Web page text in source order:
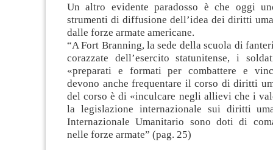
Un altro evidente paradosso è che oggi
strumenti di diffusione dell’idea dei diritti
dalle forze armate americane.
“A Fort Branning, la sede della scuola di
corazzate dell’esercito statunitense, i
«preparati e formati per combattere e
devono anche frequentare il corso di diritti
del corso è di «inculcare negli allievi che i
la legislazione internazionale sui diritti
Internazionale Umanitario sono doti di
nelle forze armate” (pag. 25)